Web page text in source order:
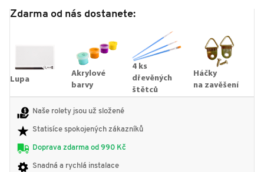
Zdarma od nás dostanete:
Lupa
Akrylové
barvy
4 ks
dřevěných
štětců
Háčky
na zavěšení
Naše rolety jsou už složené
Statisíce spokojených zákazníků
Doprava zdarma od 990 Kč
Snadná a rychlá instalace